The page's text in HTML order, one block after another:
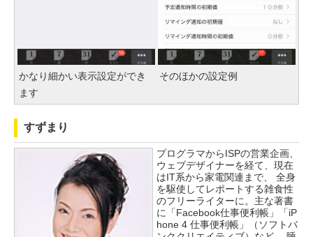
かなり細かい表示設定ができ
ます
そのほかの設定例
すずまり
プログラマからISPの営業企画、
ウェブデザイナーを経て、現在
はIT系から家電関連まで、 全身
を駆使してレポートする雑食性
のフリーライターに。主な著書
に「Facebook仕事便利帳」「iP
hone 4 仕事便利帳」（ソフトバ